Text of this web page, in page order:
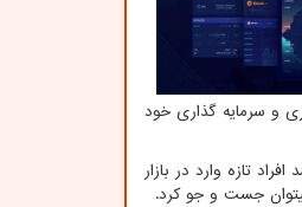
و سرمایه گذاری خود
تاثیر اون بر سرمایه سپرده گذاران بر کسی پوشیده نبوده و نیست . طبق امار بیش از 90 درصد افراد تازه وارد در بازار
جست و جو کرد.